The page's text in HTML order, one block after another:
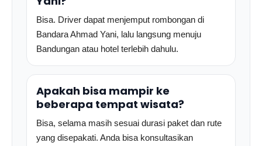
Bisa. Driver dapat menjemput rombongan di
Bandara Ahmad Yani, lalu langsung menuju
Bandungan atau hotel terlebih dahulu.
Apakah bisa mampir ke
beberapa tempat wisata?
Bisa, selama masih sesuai durasi paket dan rute
yang disepakati. Anda bisa konsultasikan